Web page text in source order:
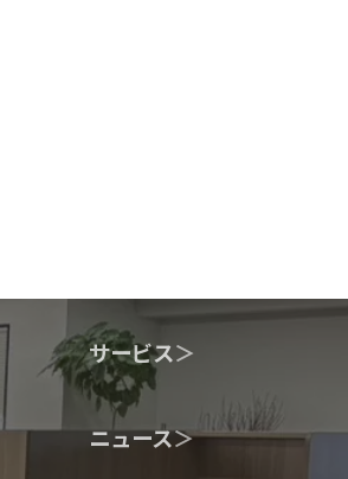
サービス＞
ニュース＞